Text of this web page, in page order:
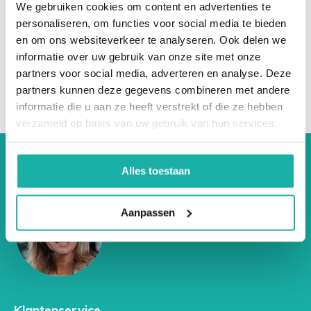
We gebruiken cookies om content en advertenties te
personaliseren, om functies voor social media te bieden
en om ons websiteverkeer te analyseren. Ook delen we
informatie over uw gebruik van onze site met onze
partners voor social media, adverteren en analyse. Deze
partners kunnen deze gegevens combineren met andere
informatie die u aan ze heeft verstrekt of die ze hebben
verzameld op basis van uw gebruik van hun services.
Alles toestaan
Aanpassen
botweefsel. Verder is mangaan betrokken bij de
stofwisseling van aminozuren, cholesterol en
koolhydraten.
Mangaan komt voor in granen, rijst, noten,
bladgroenten, fruit, vlees, vis en thee.
Factoren die de opname van mangaan beïnvloeden zijn
hoog gehalte aan deze drie stoffen in de voeding
vermindert de opname van mangaan, bij een laag
gehalte verbetert de opname.
De maximaal veilige dosis voor mangaan is 11
milligram/dag. Bij de veilige dosis gaat het om een
gemiddelde waarde, waarbij een ruime marge is
€ 77,-